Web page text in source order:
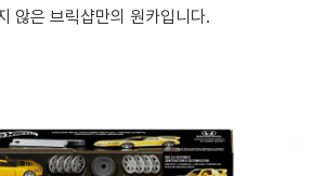
않은 브릭샵만의 원카입니다.